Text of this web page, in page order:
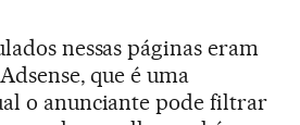
nessas páginas eram
que é uma
o anunciante pode filtrar